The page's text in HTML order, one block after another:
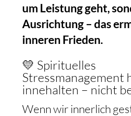
um Leistung geht,
Ausrichtung – das
inneren Frieden.
💛 Spirituelles
Stressmanagement
innehalten – nicht
Wenn wir innerlich